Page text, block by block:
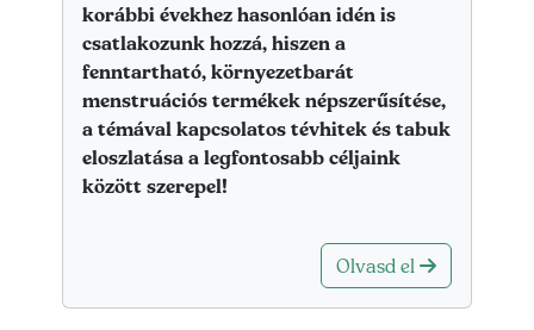
korábbi évekhez hasonlóan idén is
csatlakozunk hozzá, hiszen a
fenntartható, környezetbarát
menstruációs termékek népszerűsítése,
a témával kapcsolatos tévhitek és tabuk
eloszlatása a legfontosabb céljaink
között szerepel!
Olvasd el